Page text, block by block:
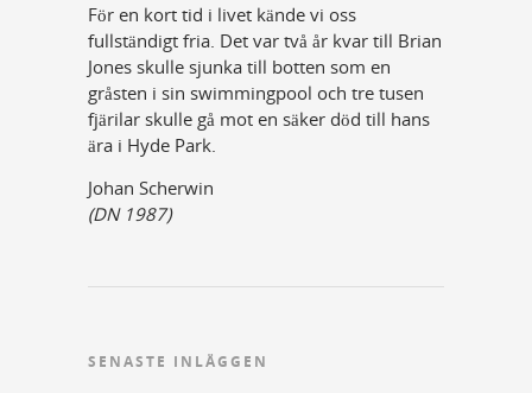
För en kort tid i livet kände vi oss
fullständigt fria. Det var två år kvar till Brian
Jones skulle sjunka till botten som en
gråsten i sin swimmingpool och tre tusen
fjärilar skulle gå mot en säker död till hans
ära i Hyde Park.
Johan Scherwin
(DN 1987)
SENASTE INLÄGGEN